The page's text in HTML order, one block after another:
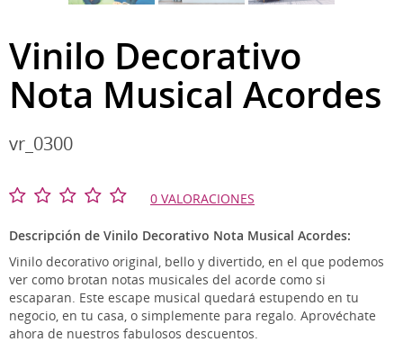
Vinilo Decorativo
Nota Musical Acordes
vr_0300
0 VALORACIONES
Descripción de Vinilo Decorativo Nota Musical Acordes:
Vinilo decorativo original, bello y divertido, en el que podemos
ver como brotan notas musicales del acorde como si
escaparan. Este escape musical quedará estupendo en tu
negocio, en tu casa, o simplemente para regalo. Aprovéchate
ahora de nuestros fabulosos descuentos.